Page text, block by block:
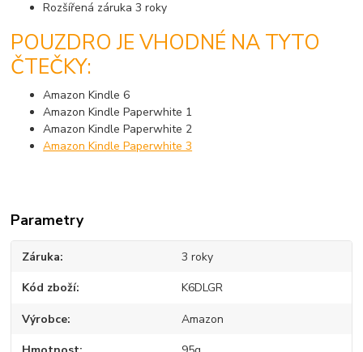
Rozšířená záruka 3 roky
POUZDRO JE VHODNÉ NA TYTO
ČTEČKY:
Amazon Kindle 6
Amazon Kindle Paperwhite 1
Amazon Kindle Paperwhite 2
Amazon Kindle Paperwhite 3
Parametry
Záruka 3 roky
Kód zboží K6DLGR
Výrobce Amazon